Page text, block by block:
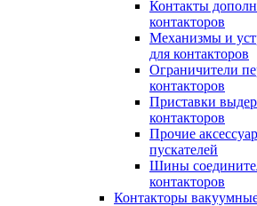
Контакты
контакторов
Механизмы и
для контакторов
Ограничители
контакторов
Приставки
контакторов
Прочие
пускателей
Шины
контакторов
Контакторы